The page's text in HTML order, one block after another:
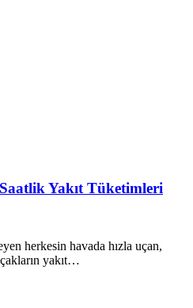
Yakıt Tüketimleri
herkesin havada hızla uçan,
yakıt…